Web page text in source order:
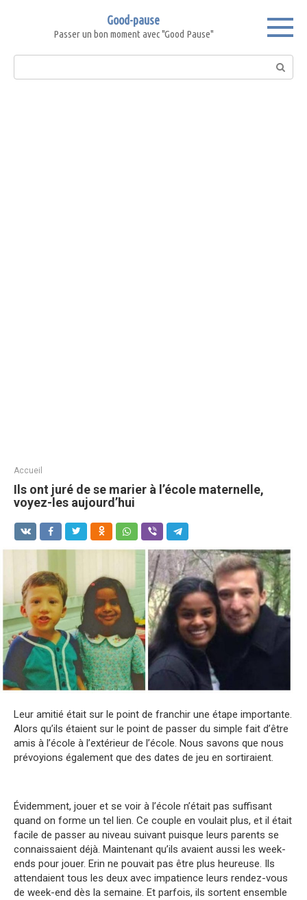
Good-pause
Passer un bon moment avec "Good Pause"
Search:
Accueil
Ils ont juré de se marier à l’école maternelle,
voyez-les aujourd’hui
Leur amitié était sur le point de franchir une étape importante.
Alors qu’ils étaient sur le point de passer du simple fait d’être
amis à l’école à l’extérieur de l’école. Nous savons que nous
prévoyions également que des dates de jeu en sortiraient.
Évidemment, jouer et se voir à l’école n’était pas suffisant
quand on forme un tel lien. Ce couple en voulait plus, et il était
facile de passer au niveau suivant puisque leurs parents se
connaissaient déjà. Maintenant qu’ils avaient aussi les week-
ends pour jouer. Erin ne pouvait pas être plus heureuse. Ils
attendaient tous les deux avec impatience leurs rendez-vous
de week-end dès la semaine. Et parfois, ils sortent ensemble